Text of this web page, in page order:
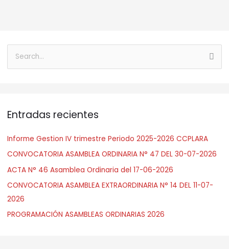
u
a
:
Entradas recientes
Informe Gestion IV trimestre Periodo 2025-2026 CCPLARA
CONVOCATORIA ASAMBLEA ORDINARIA N° 47 DEL 30-07-2026
ACTA N° 46 Asamblea Ordinaria del 17-06-2026
CONVOCATORIA ASAMBLEA EXTRAORDINARIA N° 14 DEL 11-07-
2026
PROGRAMACIÓN ASAMBLEAS ORDINARIAS 2026